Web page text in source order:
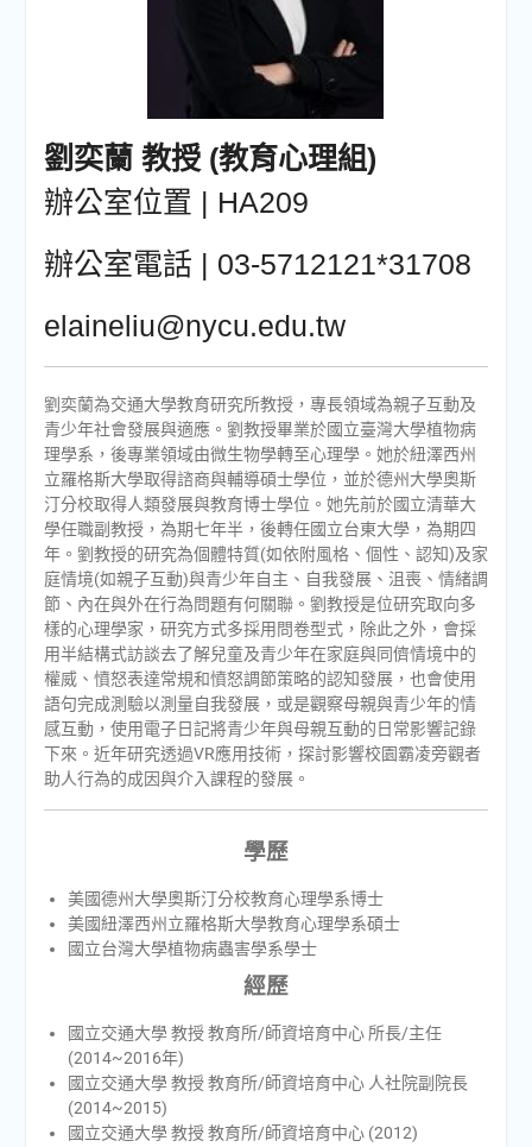
劉奕蘭 教授 (教育心理組)
辦公室位置 | HA209
辦公室電話 | 03-5712121*31708
elaineliu@nycu.edu.tw
劉奕蘭為交通大學教育研究所教授，專長領域為親子互動及
青少年社會發展與適應。劉教授畢業於國立臺灣大學植物病
理學系，後專業領域由微生物學轉至心理學。她於紐澤西州
立羅格斯大學取得諮商與輔導碩士學位，並於德州大學奧斯
汀分校取得人類發展與教育博士學位。她先前於國立清華大
學任職副教授，為期七年半，後轉任國立台東大學，為期四
年。劉教授的研究為個體特質(如依附風格、個性、認知)及家
庭情境(如親子互動)與青少年自主、自我發展、沮喪、情緒調
節、內在與外在行為問題有何關聯。劉教授是位研究取向多
樣的心理學家，研究方式多採用問卷型式，除此之外，會採
用半結構式訪談去了解兒童及青少年在家庭與同儕情境中的
權威、憤怒表達常規和憤怒調節策略的認知發展，也會使用
語句完成測驗以測量自我發展，或是觀察母親與青少年的情
感互動，使用電子日記將青少年與母親互動的日常影響記錄
下來。近年研究透過VR應用技術，探討影響校園霸凌旁觀者
助人行為的成因與介入課程的發展。
學歷
美國德州大學奧斯汀分校教育心理學系博士
美國紐澤西州立羅格斯大學教育心理學系碩士
國立台灣大學植物病蟲害學系學士
經歷
國立交通大學 教授 教育所/師資培育中心 所長/主任
(2014~2016年)
國立交通大學 教授 教育所/師資培育中心 人社院副院長
(2014~2015)
國立交通大學 教授 教育所/師資培育中心 (2012)